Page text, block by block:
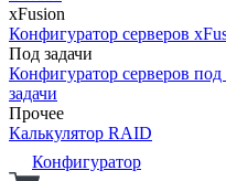
xFusion
Конфигуратор серверов
Под задачи
Конфигуратор серверов под
задачи
Прочее
Калькулятор RAID
Конфигуратор